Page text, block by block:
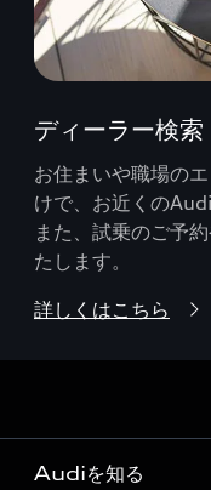
ディーラー検索
お住まいや職場の
けで、お近くの
また、試乗のご予
たします。
詳しくはこちら
Audiを知る